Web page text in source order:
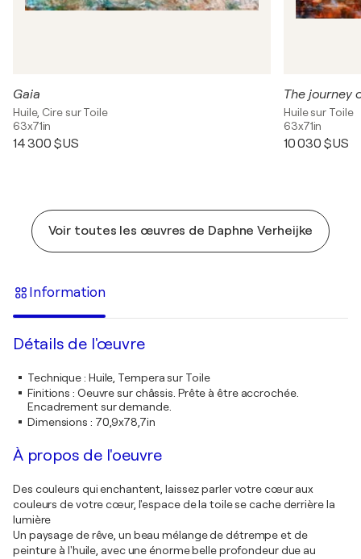
Gaia
Huile, Cire sur Toile
63x71in
14 300 $US
The journey
Huile sur Toile
63x71in
10 030 $US
Voir toutes les œuvres de Daphne Verheijke
Information
Détails de l'œuvre
Technique: Huile, Tempera sur Toile
Finitions : Oeuvre sur châssis. Prête à être accrochée.
Encadrement sur demande.
Dimensions : 70,9x78,7in
À propos de l'oeuvre
Des couleurs qui enchantent, laissez parler votre cœur aux
couleurs de votre cœur, l'espace de la toile se cache derrière la
lumière
Un paysage de rêve, un beau mélange de détrempe et de
peinture à l'huile, avec une énorme belle profondeur due au